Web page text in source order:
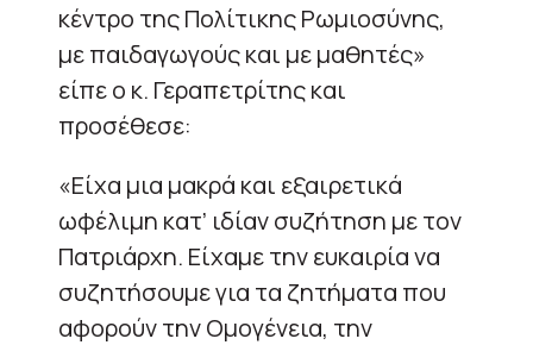
κέντρο της Πολίτικης Ρωμιοσύνης,
με παιδαγωγούς και με μαθητές»
είπε ο κ. Γεραπετρίτης και
προσέθεσε:
«Είχα μια μακρά και εξαιρετικά
ωφέλιμη κατ’ ιδίαν συζήτηση με τον
Πατριάρχη. Είχαμε την ευκαιρία να
συζητήσουμε για τα ζητήματα που
αφορούν την Ομογένεια, την